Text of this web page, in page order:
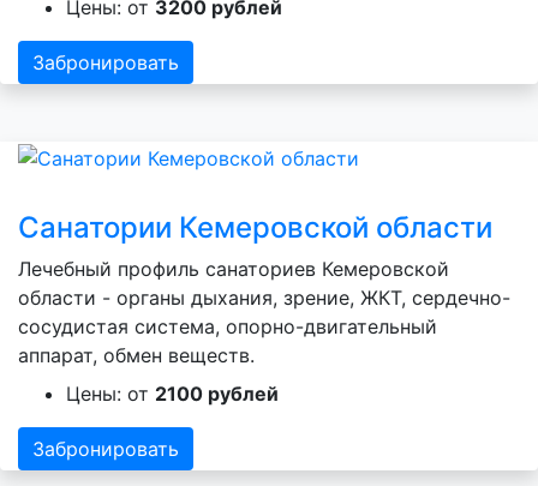
Цены: от 3200 рублей
Забронировать
Санатории Кемеровской области
Лечебный профиль санаториев Кемеровской
области - органы дыхания, зрение, ЖКТ, сердечно-
сосудистая система, опорно-двигательный
аппарат, обмен веществ.
Цены: от 2100 рублей
Забронировать